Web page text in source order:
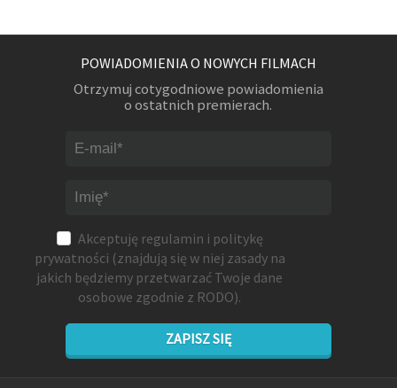
POWIADOMIENIA O NOWYCH FILMACH
Otrzymuj cotygodniowe powiadomienia
o ostatnich premierach.
Akceptuję regulamin i politykę
prywatności (znajdują się w niej zasady na
jakich będziemy przetwarzać Twoje dane
osobowe zgodnie z RODO).
ZAPISZ SIĘ